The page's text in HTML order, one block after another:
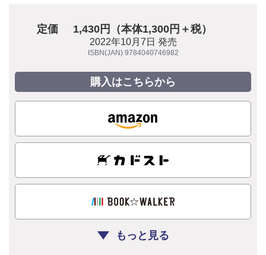
定価 1,430円（本体1,300円＋税）
2022年10月7日 発売
ISBN(JAN) 9784040746982
購入はこちらから
もっと見る